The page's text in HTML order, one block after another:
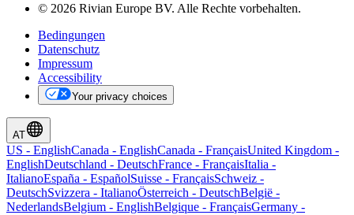
© 2026 Rivian Europe BV. Alle Rechte vorbehalten.
Bedingungen
Datenschutz
Impressum
Accessibility
Your privacy choices
AT
US - EnglishCanada - EnglishCanada - FrançaisUnited Kingdom -
EnglishDeutschland - DeutschFrance - FrançaisItalia -
ItalianoEspaña - EspañolSuisse - FrançaisSchweiz -
DeutschSvizzera - ItalianoÖsterreich - DeutschBelgië -
NederlandsBelgium - EnglishBelgique - FrançaisGermany -